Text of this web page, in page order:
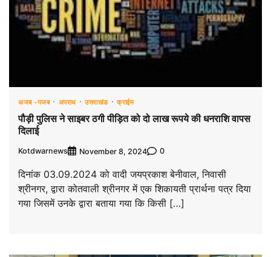
अजब -गजब अपराध उत्तराखंड क्राईम
पौड़ी पुलिस ने साइबर ठगी पीड़ित को दो लाख रूपये की धनराशि वापस
दिलाई
Kotdwarnews November 8, 2024 0
दिनांक 03.09.2024 को वादी जयप्रकाश बेनीवाल, निवासी
श्रीनगर, द्वारा कोतवाली श्रीनगर में एक शिकायती प्रार्थना पत्र दिया
गया जिसमें उनके द्वारा बताया गया कि किसी […]